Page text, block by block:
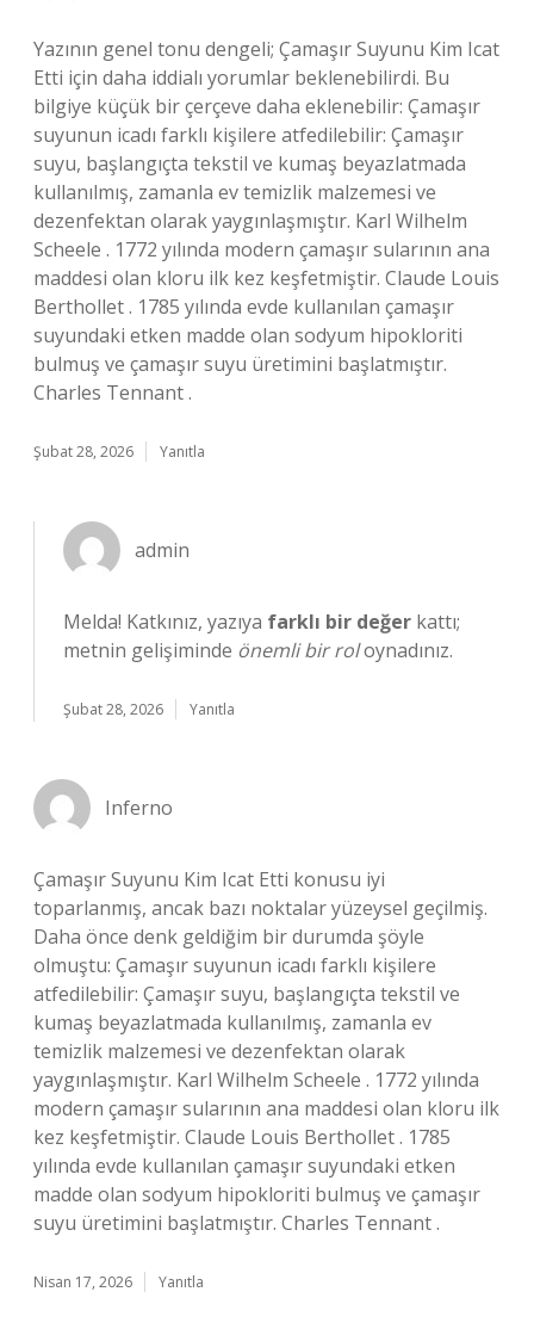
Yazının genel tonu dengeli; Çamaşır Suyunu Kim Icat
Etti için daha iddialı yorumlar beklenebilirdi. Bu
bilgiye küçük bir çerçeve daha eklenebilir: Çamaşır
suyunun icadı farklı kişilere atfedilebilir: Çamaşır
suyu, başlangıçta tekstil ve kumaş beyazlatmada
kullanılmış, zamanla ev temizlik malzemesi ve
dezenfektan olarak yaygınlaşmıştır. Karl Wilhelm
Scheele . 1772 yılında modern çamaşır sularının ana
maddesi olan kloru ilk kez keşfetmiştir. Claude Louis
Berthollet . 1785 yılında evde kullanılan çamaşır
suyundaki etken madde olan sodyum hipokloriti
bulmuş ve çamaşır suyu üretimini başlatmıştır.
Charles Tennant .
Şubat 28, 2026 Yanıtla
admin
Melda! Katkınız, yazıya farklı bir değer kattı;
metnin gelişiminde önemli bir roloynadınız.
Şubat 28, 2026 Yanıtla
Inferno
Çamaşır Suyunu Kim Icat Etti konusu iyi
toparlanmış, ancak bazı noktalar yüzeysel geçilmiş.
Daha önce denk geldiğim bir durumda şöyle
olmuştu: Çamaşır suyunun icadı farklı kişilere
atfedilebilir: Çamaşır suyu, başlangıçta tekstil ve
kumaş beyazlatmada kullanılmış, zamanla ev
temizlik malzemesi ve dezenfektan olarak
yaygınlaşmıştır. Karl Wilhelm Scheele . 1772 yılında
modern çamaşır sularının ana maddesi olan kloru ilk
kez keşfetmiştir. Claude Louis Berthollet . 1785
yılında evde kullanılan çamaşır suyundaki etken
madde olan sodyum hipokloriti bulmuş ve çamaşır
suyu üretimini başlatmıştır. Charles Tennant .
Nisan 17, 2026 Yanıtla